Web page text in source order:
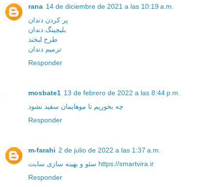
rana 14 de diciembre de 2021 a las 10:19 a.m.
پر کردن دندان
بلیچینگ دندان
طرح لبخند
ترمیم دندان
Responder
mosbate1 13 de febrero de 2022 a las 8:44 p.m.
چه بخوریم تا موهایمان سفید نشود
Responder
m-farahi 2 de julio de 2022 a las 1:37 a.m.
سئو و بهینه سازی سایت https://smartvira.ir
Responder